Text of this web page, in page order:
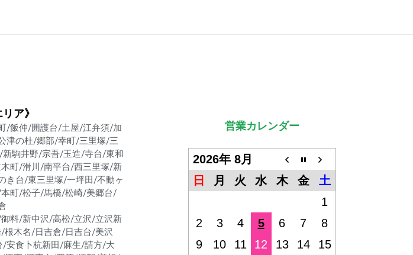
ア》
/飯仲/囲護台/土屋/江弁須/加
津の杜/郷部/幸町/三里塚/三
駒井野/宗吾/玉造/寺台/東和
町/滑川/南平台/西三里塚/新
き台/東三里塚/一坪田/不動ヶ
町/松子/馬橋/松崎/美郷台/
料/新中沢/高松/立沢/立沢新
木名/日吉倉/日吉台/美沢
安食卜杭新田/麻生/請方/大
営業カレンダー
2026年 8月
日
月 火 水 木 金
土
1
2
3 4 5 6 7
8
9
10 11 12 13 14 15